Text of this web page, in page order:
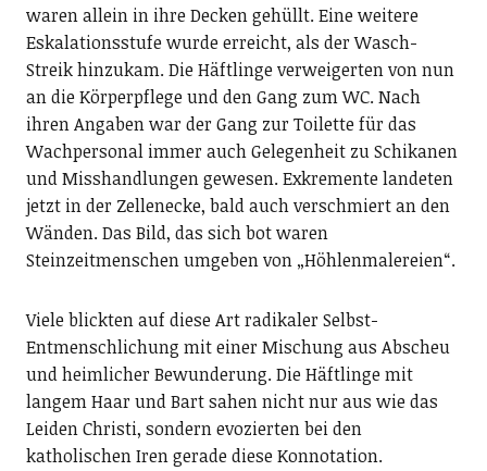
waren allein in ihre Decken gehüllt. Eine weitere
Eskalationsstufe wurde erreicht, als der Wasch-
Streik hinzukam. Die Häftlinge verweigerten von nun
an die Körperpflege und den Gang zum WC. Nach
ihren Angaben war der Gang zur Toilette für das
Wachpersonal immer auch Gelegenheit zu Schikanen
und Misshandlungen gewesen. Exkremente landeten
jetzt in der Zellenecke, bald auch verschmiert an den
Wänden. Das Bild, das sich bot waren
Steinzeitmenschen umgeben von „Höhlenmalereien“.
Viele blickten auf diese Art radikaler Selbst-
Entmenschlichung mit einer Mischung aus Abscheu
und heimlicher Bewunderung. Die Häftlinge mit
langem Haar und Bart sahen nicht nur aus wie das
Leiden Christi, sondern evozierten bei den
katholischen Iren gerade diese Konnotation.